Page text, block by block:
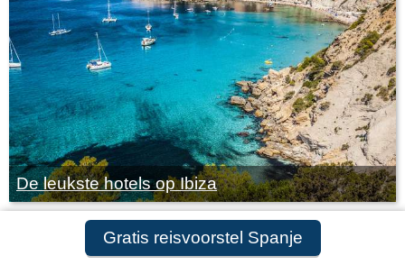
Gratis reisvoorstel Spanje
De leukste hotels op Ibiza